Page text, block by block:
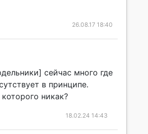
26.08.17 18:40
сейчас много где
в принципе.
никак?
18.02.24 14:43